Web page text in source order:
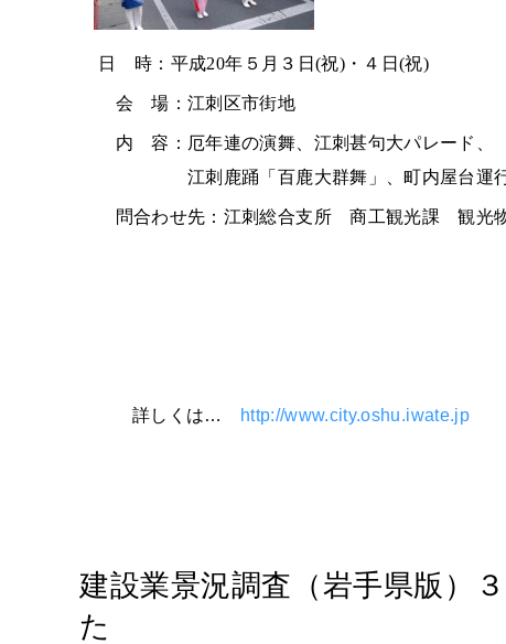
日 時：平成20年５月３日(祝)・４日(祝)
会 場：江刺区市街地
内 容：厄年連の演舞、江刺甚句大パレード、
江刺鹿踊「百鹿大群舞」、町内屋台運
問合わせ先：江刺総合支所商工観光課 観光
詳しくは… http://www.city.oshu.iwate.jp
建設業景況調査（岩手県版）
た